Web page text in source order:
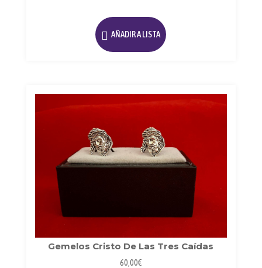
AÑADIR A LISTA
Gemelos Cristo De Las Tres Caídas
60,00€